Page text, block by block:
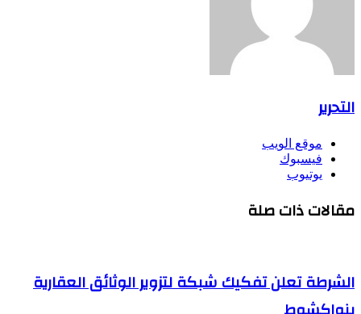
التحرير
موقع الويب
فيسبوك
يوتيوب
مقالات ذات صلة
الشرطة تعلن تفكيك شبكة لتزوير الوثائق العقارية